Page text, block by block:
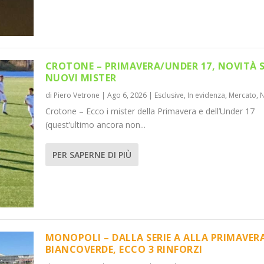
SUI NUO...
Mercato,News
BIAN...
,Notizie
CROTONE – PRIMAVERA/UNDER 17, NOVITÀ
NUOVI MISTER
di Piero Vetrone | Ago 6, 2026| Esclusive, In evidenza, Mercato,
Crotone – Ecco i mister della Primavera e dell’Under 17
(quest’ultimo ancora non...
PER SAPERNE DI PIÙ
MONOPOLI – DALLA SERIE A ALLA
BIANCOVERDE, ECCO 3 RINFORZI